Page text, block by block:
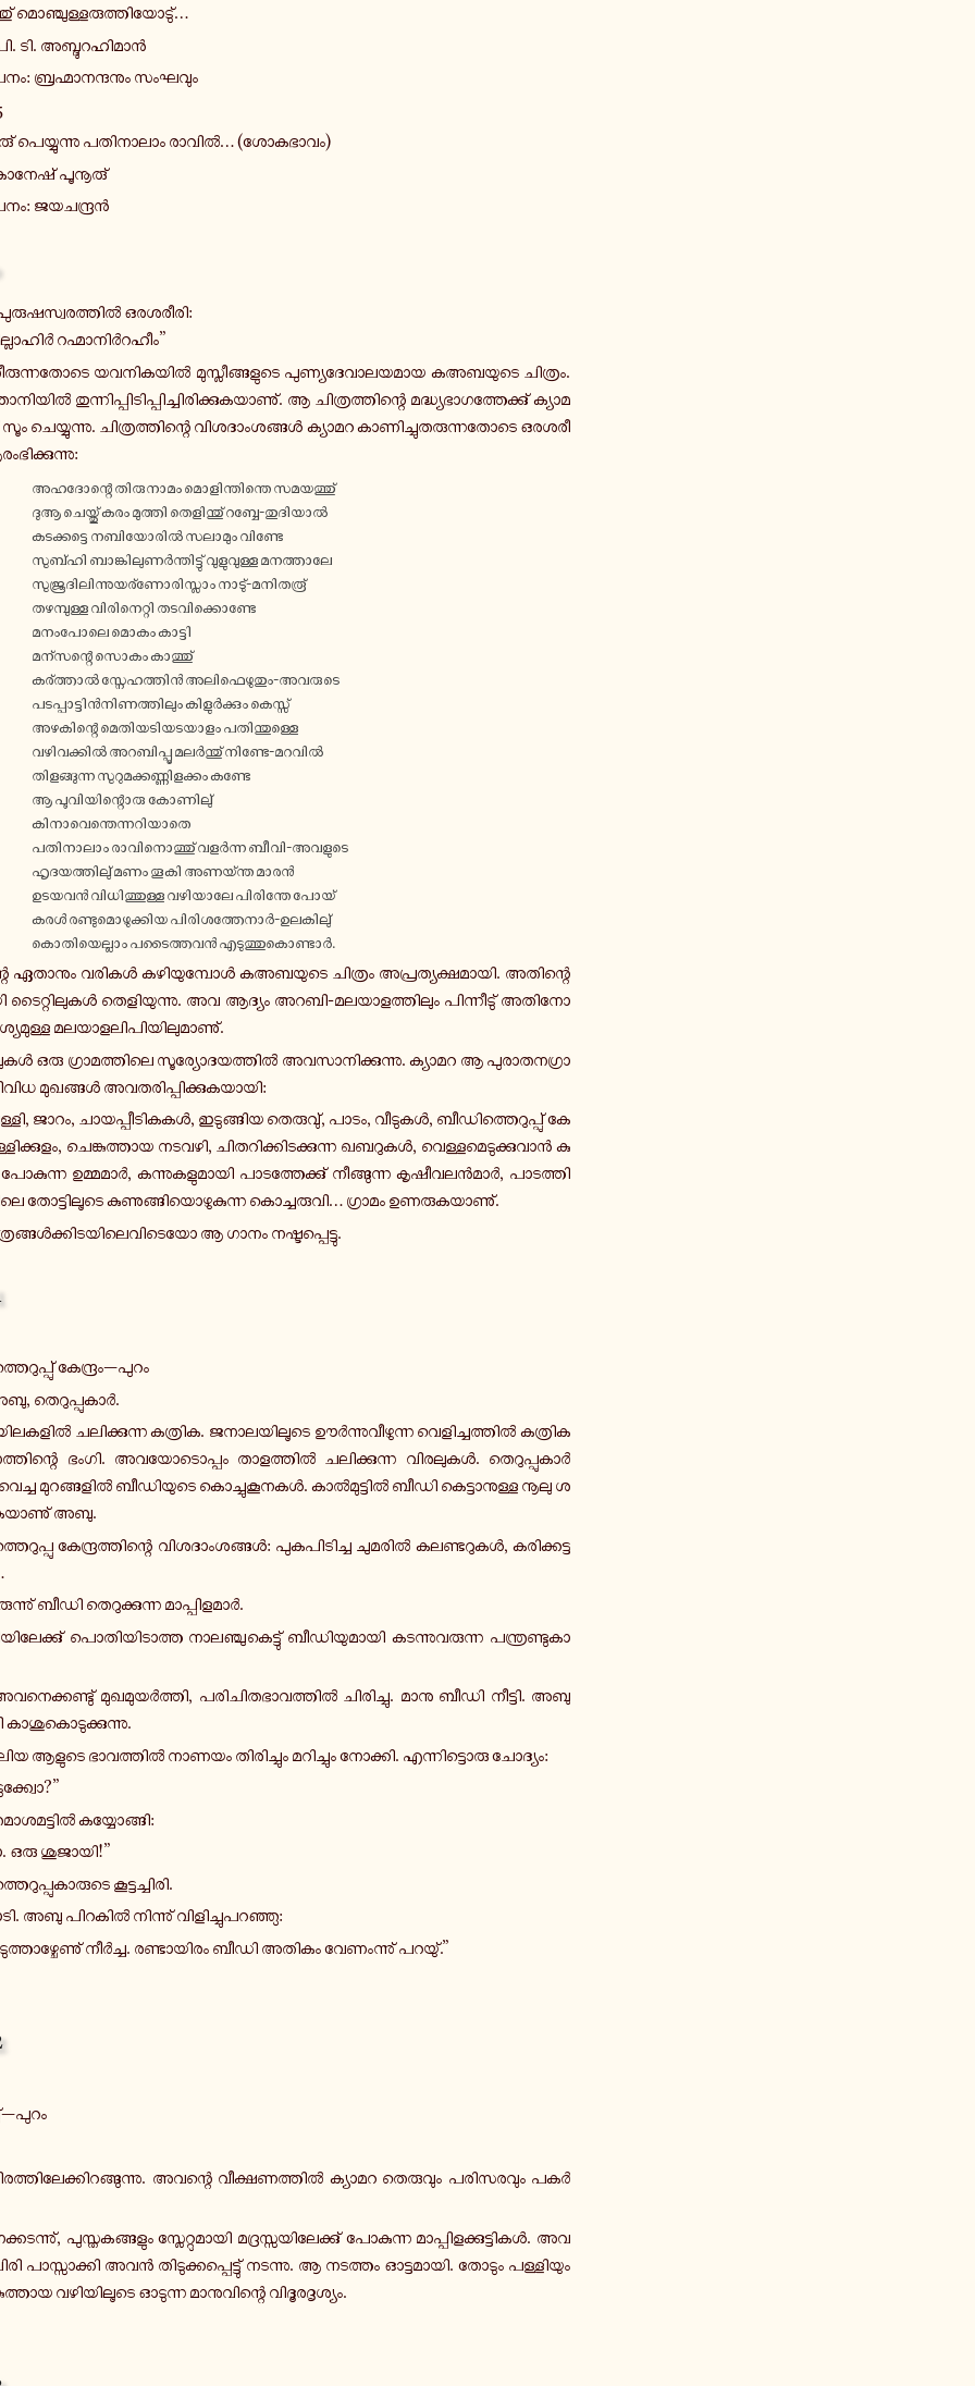
മൊ­ഞ്ചു­ള്ള­രു­ത്തി­യോ­ടു്…
ടി. അ­ബ്ദു­റ­ഹി­മാൻ
ബ്ര­ഹ്മാ­ന­ന്ദ­നും സം­ഘ­വും
പെ­യ്യു­ന്നു പ­തി­നാ­ലാം രാവിൽ… (ശോ­ക­ഭാ­വം)
പൂ­നൂ­രു്
ജ­യ­ച­ന്ദ്രൻ
പു­രു­ഷ­സ്വ­ര­ത്തിൽ ഒ­ര­ശ­രീ­രി:
റ­ഹ്മാ­നിർ­റ­ഹീം”
യ­വ­നി­ക­യിൽ മു­സ്ലീ­ങ്ങ­ളു­ടെ പു­ണ്യ­ദേ­വാ­ല­യ­മാ­യ ക­അ­ബ­യു­ടെ ചി­ത്രം.
തു­ന്നി­പ്പി­ടി­പ്പി­ച്ചി­രി­ക്കു­ക­യാ­ണു്. ആ ചി­ത്ര­ത്തി­ന്റെ മ­ദ്ധ്യ­ഭാ­ഗ­ത്തേ­ക്കു് ക്യാ­മ­
സൂം ചെ­യ്യു­ന്നു. ചി­ത്ര­ത്തി­ന്റെ വി­ശ­ദാം­ശ­ങ്ങൾ ക്യാ­മ­റ കാ­ണി­ച്ചു­ത­രു­ന്ന­തോ­ടെ ഒ­ര­ശ­രീ­
അ­ഹ­ദോ­ന്റെ തി­രു­നാ­മം മൊ­ളി­ന്തി­ന്തെ സ­മ­യ­ത്തു്
ദുആ ചെ­യ്തു് കരം മു­ത്തി തെ­ളി­ന്തു് റബ്ബേ-​തുദിയാൽ
ക­ട­ക്ക­ട്ടെ ന­ബി­യോ­രിൽ സ­ലാ­മും വി­ണ്ടേ
സു­ബ്ഹി ബാ­ങ്കി­ലു­ണർ­ന്തി­ട്ടു് വു­ളു­വു­ള്ള മ­ന­ത്താ­ലേ
സു­ജൂ­ദി­ലി­ന്നു­യ­ര്ണോ­രി­സ്ലാം നാടു്-​മനിതരൂ്
ത­ഴ­മ്പു­ള്ള വി­രി­നെ­റ്റി ത­ട­വി­ക്കൊ­ണ്ടേ
മ­നം­പോ­ലെ മൊകം കാ­ട്ടി
മ­ന്സ­ന്റെ സൊകം കാ­ത്തു്
ക­ര്ത്താൽ സ്നേ­ഹ­ത്തിൻ അലിഫെഴുതും-​അവരുടെ
പ­ട­പ്പാ­ട്ടിൻ­നി­ണ­ത്തി­ലും കി­ളുർ­ക്കും കെ­സ്സ്
അ­ഴ­കി­ന്റെ മെ­തി­യ­ടി­യ­ട­യാ­ളം പ­തി­ന്തു­ള്ളെ
വ­ഴി­വ­ക്കിൽ അ­റ­ബി­പ്പൂ മ­ലർ­ന്തു് നിണ്ടേ-​മറവിൽ
തി­ള­ങ്ങു­ന്ന സു­റു­മ­ക്ക­ണ്ണി­ള­ക്കം കണ്ടേ
ആ പൂ­വി­യി­ന്റൊ­രു കോ­ണി­ലു്
കി­നാ­വെ­ന്തെ­ന്ന­റി­യാ­തെ
പ­തി­നാ­ലാം രാ­വി­നൊ­ത്തു് വ­ളർ­ന്ന ബീവി-​അവളുടെ
ഹൃ­ദ­യ­ത്തി­ലു് മണം തൂകി അ­ണ­യ്ന്ത മാരൻ
ഉടയവൻ വി­ധി­ത്തു­ള്ള വ­ഴി­യാ­ലേ പി­രി­ന്തേ പോയ്
കരൾ ര­ണ്ടു­മൊ­ഴു­ക്കി­യ പിരിശത്തേനാർ-​ഉലകിലു്
കൊ­തി­യെ­ല്ലാം പ­ടൈ­ത്ത­വൻ എ­ടു­ത്തു­കൊ­ണ്ടാർ.
ഏ­താ­നും വരികൾ ക­ഴി­യു­മ്പോൾ ക­അ­ബ­യു­ടെ ചി­ത്രം അ­പ്ര­ത്യ­ക്ഷ­മാ­യി. അ­തി­ന്റെ
ടൈ­റ്റി­ലു­കൾ തെ­ളി­യു­ന്നു. അവ ആദ്യം അറബി-​മലയാളത്തിലും പി­ന്നീ­ടു് അ­തി­നോ­
മ­ല­യാ­ള­ലി­പി­യി­ലു­മാ­ണു്.
ഒരു ഗ്രാ­മ­ത്തി­ലെ സൂ­ര്യോ­ദ­യ­ത്തിൽ അ­വ­സാ­നി­ക്കു­ന്നു. ക്യാ­മ­റ ആ പു­രാ­ത­ന­ഗ്രാ­
മു­ഖ­ങ്ങൾ അ­വ­ത­രി­പ്പി­ക്കു­ക­യാ­യി:
ജാറം, ചാ­യ­പ്പീ­ടി­ക­കൾ, ഇ­ടു­ങ്ങി­യ തെ­രു­വു്, പാടം, വീ­ടു­കൾ, ബീ­ഡി­ത്തെ­റു­പ്പു് കേ­
ചെ­ങ്കു­ത്താ­യ നടവഴി, ചി­ത­റി­ക്കി­ട­ക്കു­ന്ന ഖ­ബ­റു­കൾ, വെ­ള്ള­മെ­ടു­ക്കു­വാൻ കു­
പോ­കു­ന്ന ഉ­മ്മ­മാർ, ക­ന്നു­ക­ളു­മാ­യി പാ­ട­ത്തേ­ക്കു് നീ­ങ്ങു­ന്ന കൃ­ഷീ­വ­ലൻ­മാർ, പാ­ട­ത്തി­
തോ­ട്ടി­ലൂ­ടെ കു­ണു­ങ്ങി­യൊ­ഴു­കു­ന്ന കൊ­ച്ച­രു­വി… ഗ്രാ­മം ഉ­ണ­രു­ക­യാ­ണു്.
ആ ഗാനം ന­ഷ്ട­പ്പെ­ട്ടു.
കേ­ന്ദ്രം—പുറം
തെ­റു­പ്പു­കാർ.
ച­ലി­ക്കു­ന്ന ക­ത്രി­ക. ജ­നാ­ല­യി­ലൂ­ടെ ഊർ­ന്നു­വീ­ഴു­ന്ന വെ­ളി­ച്ച­ത്തിൽ ക­ത്രി­ക­
ഭംഗി. അ­വ­യോ­ടൊ­പ്പം താ­ള­ത്തിൽ ച­ലി­ക്കു­ന്ന വി­ര­ലു­കൾ. തെ­റു­പ്പു­കാർ
വെച്ച മു­റ­ങ്ങ­ളിൽ ബീ­ഡി­യു­ടെ കൊ­ച്ചു­കൂ­ന­കൾ. കാൽ­മു­ട്ടിൽ ബീഡി കെ­ട്ടാ­നു­ള്ള നൂലു ശ­
അബു.
കേ­ന്ദ്ര­ത്തി­ന്റെ വി­ശ­ദാം­ശ­ങ്ങൾ: പു­ക­പി­ടി­ച്ച ചു­മ­രിൽ ക­ല­ണ്ട­റു­കൾ, ക­രി­ക്ക­ട്ട
ബീഡി തെ­റു­ക്കു­ന്ന മാ­പ്പി­ള­മാർ.
പൊ­തി­യി­ടാ­ത്ത നാ­ല­ഞ്ചു­കെ­ട്ടു് ബീ­ഡി­യു­മാ­യി ക­ട­ന്നു­വ­രു­ന്ന പ­ന്ത്ര­ണ്ടു­കാ­
മു­ഖ­മു­യർ­ത്തി, പ­രി­ചി­ത­ഭാ­വ­ത്തിൽ ചി­രി­ച്ചു. മാനു ബീഡി നീ­ട്ടി. അബു
കാ­ശു­കൊ­ടു­ക്കു­ന്നു.
ആളുടെ ഭാ­വ­ത്തിൽ നാണയം തി­രി­ച്ചും മ­റി­ച്ചും നോ­ക്കി. എ­ന്നി­ട്ടൊ­രു ചോ­ദ്യം:
ക­യ്യോ­ങ്ങി:
ഒരു ശു­ജാ­യി!”
കൂ­ട്ട­ച്ചി­രി.
അബു പി­റ­കിൽ നി­ന്നു് വി­ളി­ച്ചു­പ­റ­ഞ്ഞു:
നീർ­ച്ച. ര­ണ്ടാ­യി­രം ബീഡി അതികം വേ­ണം­ന്നു് പറയു്.”
അ­വ­ന്റെ വീ­ക്ഷ­ണ­ത്തിൽ ക്യാ­മ­റ തെ­രു­വും പ­രി­സ­ര­വും പ­കർ­
പു­സ്ത­ക­ങ്ങ­ളും സ്ലേ­റ്റു­മാ­യി മ­ദ്ര­സ്സ­യി­ലേ­ക്കു് പോ­കു­ന്ന മാ­പ്പി­ള­ക്കു­ട്ടി­കൾ. അ­വ­
പാ­സ്സാ­ക്കി അവൻ തി­ടു­ക്ക­പ്പെ­ട്ടു് ന­ട­ന്നു. ആ ന­ട­ത്തം ഓ­ട്ട­മാ­യി. തോടും പ­ള്ളി­യും
വ­ഴി­യി­ലൂ­ടെ ഓ­ടു­ന്ന മാ­നു­വി­ന്റെ വി­ദൂ­ര­ദൃ­ശ്യം.